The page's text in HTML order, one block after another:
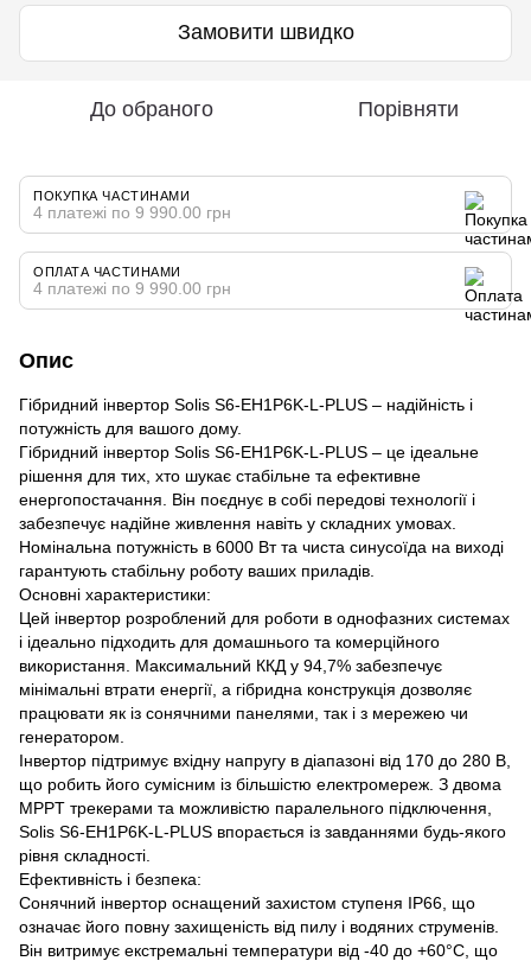
Замовити швидко
До обраного Порівняти
ПОКУПКА ЧАСТИНАМИ
4 платежі по 9 990.00 грн
ОПЛАТА ЧАСТИНАМИ
4 платежі по 9 990.00 грн
Опис
Гібридний інвертор Solis S6-EH1P6K-L-PLUS – надійність і
потужність для вашого дому.
Гібридний інвертор Solis S6-EH1P6K-L-PLUS – це ідеальне
рішення для тих, хто шукає стабільне та ефективне
енергопостачання. Він поєднує в собі передові технології і
забезпечує надійне живлення навіть у складних умовах.
Номінальна потужність в 6000 Вт та чиста синусоїда на виході
гарантують стабільну роботу ваших приладів.
Основні характеристики:
Цей інвертор розроблений для роботи в однофазних системах
і ідеально підходить для домашнього та комерційного
використання. Максимальний ККД у 94,7% забезпечує
мінімальні втрати енергії, а гібридна конструкція дозволяє
працювати як із сонячними панелями, так і з мережею чи
генератором.
Інвертор підтримує вхідну напругу в діапазоні від 170 до 280 В,
що робить його сумісним із більшістю електромереж. З двома
MPPT трекерами та можливістю паралельного підключення,
Solis S6-EH1P6K-L-PLUS впорається із завданнями будь-якого
рівня складності.
Ефективність і безпека:
Сонячний інвертор оснащений захистом ступеня IP66, що
означає його повну захищеність від пилу і водяних струменів.
Він витримує екстремальні температури від -40 до +60°C, що